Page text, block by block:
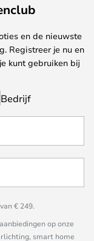
en de nieuwste
Registreer je nu en
kunt gebruiken bij
Bedrijf
€ 249.
op onze
smart home